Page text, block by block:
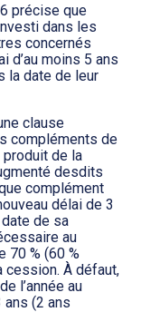
précise que
dans les
concernés
d’au moins 5 ans
la date de leur
clause
compléments de
de la
desdits
complément
délai de 3
de sa
au
70 % (60 %
cession. À défaut,
l’année au
(2 ans